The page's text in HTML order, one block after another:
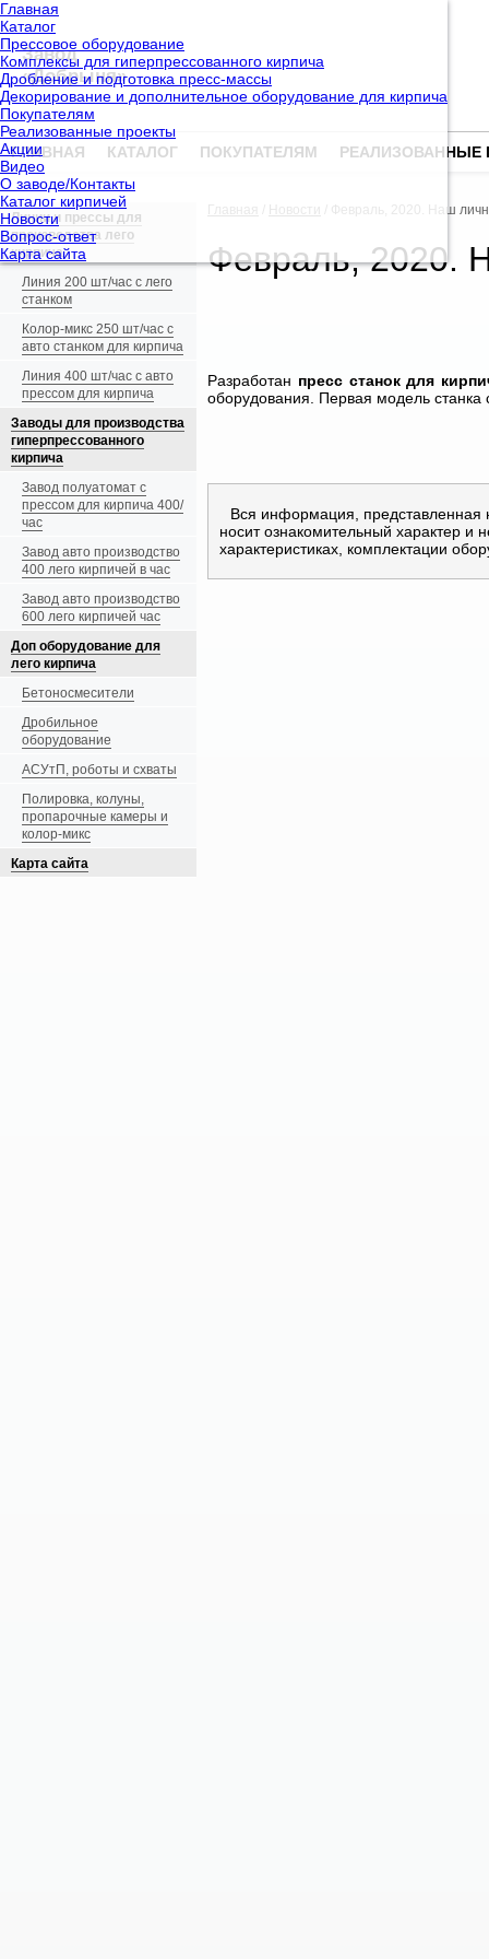
Главная
Каталог
Прессовое оборудование
Комплексы для гиперпрессованного кирпича
Дробление и подготовка пресс-массы
Декорирование и дополнительное оборудование для кирпича
Покупателям
Реализованные проекты
Акции
Видео
О заводе/Контакты
Каталог кирпичей
Новости
Вопрос-ответ
Карта сайта
Завод
«Добрыня»
ГЛАВНАЯ КАТАЛОГ ПОКУПАТЕЛЯМ РЕАЛИЗОВАННЫЕ
Линии и прессы для
производства лего
кирпича
Линия 200 шт/час с лего
станком
Колор-микс 250 шт/час с
авто станком для кирпича
Линия 400 шт/час с авто
прессом для кирпича
Заводы для производства
гиперпрессованного
кирпича
Завод полуатомат с
прессом для кирпича 400/
час
Завод авто производство
400 лего кирпичей в час
Завод авто производство
600 лего кирпичей час
Доп оборудование для
лего кирпича
Бетоносмесители
Дробильное
оборудование
АСУтП, роботы и схваты
Полировка, колуны,
пропарочные камеры и
колор-микс
Карта сайта
Главная Новости / Февраль, 2020. Наш
Февраль, 2020.
Разработан пресс станок для
оборудования. Первая модель
Вся информация, представленная
носит ознакомительный характер
характеристиках, комплектации